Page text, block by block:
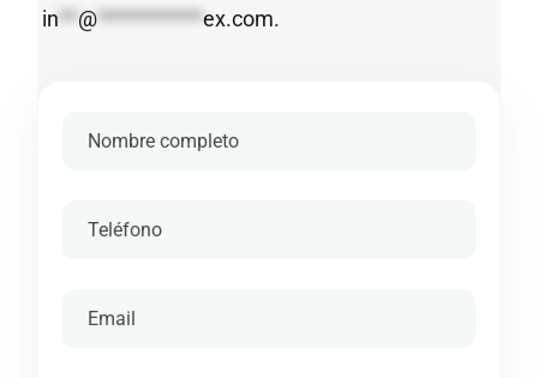
in**@***********ex.com.